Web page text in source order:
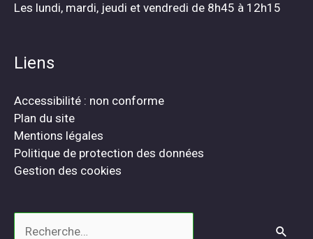
Les lundi, mardi, jeudi et vendredi de 8h45 à 12h15
Liens
Accessibilité : non conforme
Plan du site
Mentions légales
Politique de protection des données
Gestion des cookies